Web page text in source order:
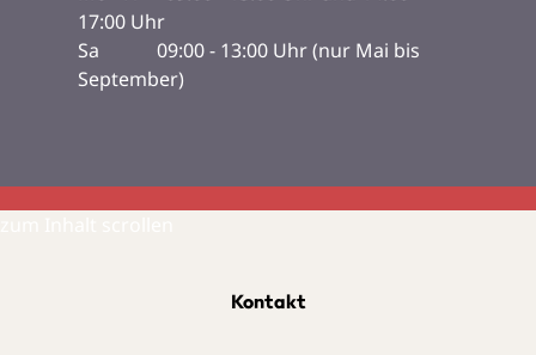
17:00 Uhr
Sa 09:00 - 13:00 Uhr (nur Mai bis
September)
Kontakt